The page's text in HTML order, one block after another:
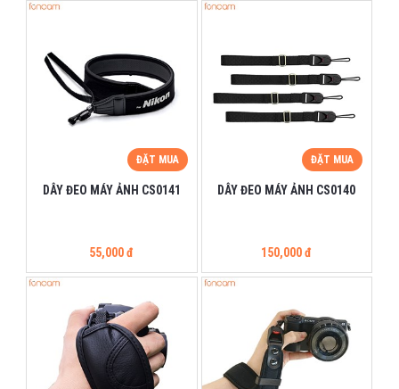
ĐẶT MUA
DÂY ĐEO MÁY ẢNH CS0141
55,000 đ
ĐẶT MUA
DÂY ĐEO MÁY ẢNH CS0140
150,000 đ